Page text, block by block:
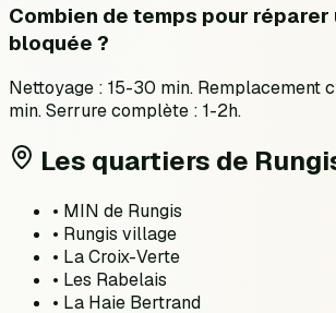
Combien de temps pour réparer
bloquée ?
Nettoyage : 15-30 min. Remplacement
min. Serrure complète : 1-2h.
Les quartiers de
• MIN de Rungis
• Rungis village
• La Croix-Verte
• Les Rabelais
• La Haie Bertrand